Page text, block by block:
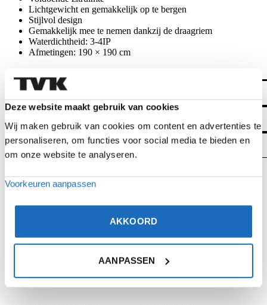
Deze website maakt gebruik van cookies
Wij maken gebruik van cookies om content en advertenties te
personaliseren, om functies voor social media te bieden en
om onze website te analyseren.
Voorkeuren aanpassen
AKKOORD
AANPASSEN
Lichtgewicht en gemakkelijk op te bergen
Stijlvol design
Gemakkelijk mee te nemen dankzij de draagriem
Waterdichtheid: 3-4IP
Afmetingen: 190 × 190 cm
Beige
Formaat
190×190 cm
Artikelnummer
32251887
Bekijk product
Bekijk product